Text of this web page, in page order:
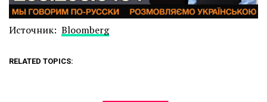
Источник: Bloomberg
RELATED TOPICS: